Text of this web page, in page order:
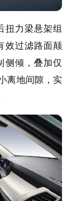
扭力梁悬架组
效过滤路面颠
侧倾，叠加仅
离地间隙，实